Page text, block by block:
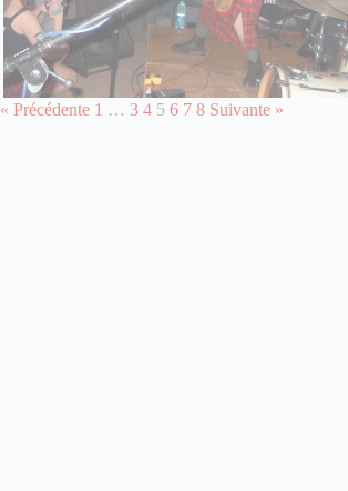
« Précédente 1 … 3 4 5 6 7 8 Suivante »